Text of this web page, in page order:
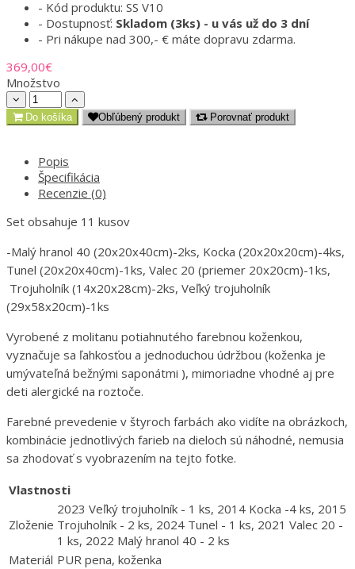
- Kód produktu: SS V10
- Dostupnosť: Skladom (3ks) - u vás už do 3 dní
- Pri nákupe nad 300,- € máte dopravu zdarma.
369,00€
Množstvo
Do košíka Obľúbený produkt Porovnať produkt
Popis
Špecifikácia
Recenzie (0)
Set obsahuje 11 kusov
-Malý hranol 40 (20x20x40cm)-2ks, Kocka (20x20x20cm)-4ks,
Tunel (20x20x40cm)-1ks, Valec 20 (priemer 20x20cm)-1ks,
Trojuholník (14x20x28cm)-2ks, Veľký trojuholník
(29x58x20cm)-1ks
Vyrobené z molitanu potiahnutého farebnou koženkou,
vyznačuje sa ľahkosťou a jednoduchou údržbou (koženka je
umývateľná bežnými saponátmi ), mimoriadne vhodné aj pre
deti alergické na roztoče.
Farebné prevedenie v štyroch farbách ako vidíte na obrázkoch,
kombinácie jednotlivých farieb na dieloch sú náhodné, nemusia
sa zhodovať s vyobrazením na tejto fotke.
Vlastnosti
Zloženie
2023 Veľký trojuholník - 1 ks, 2014 Kocka -4 ks, 2015
Trojuholník - 2 ks, 2024 Tunel - 1 ks, 2021 Valec 20 -
1 ks, 2022 Malý hranol 40 - 2 ks
Materiál PUR pena, koženka